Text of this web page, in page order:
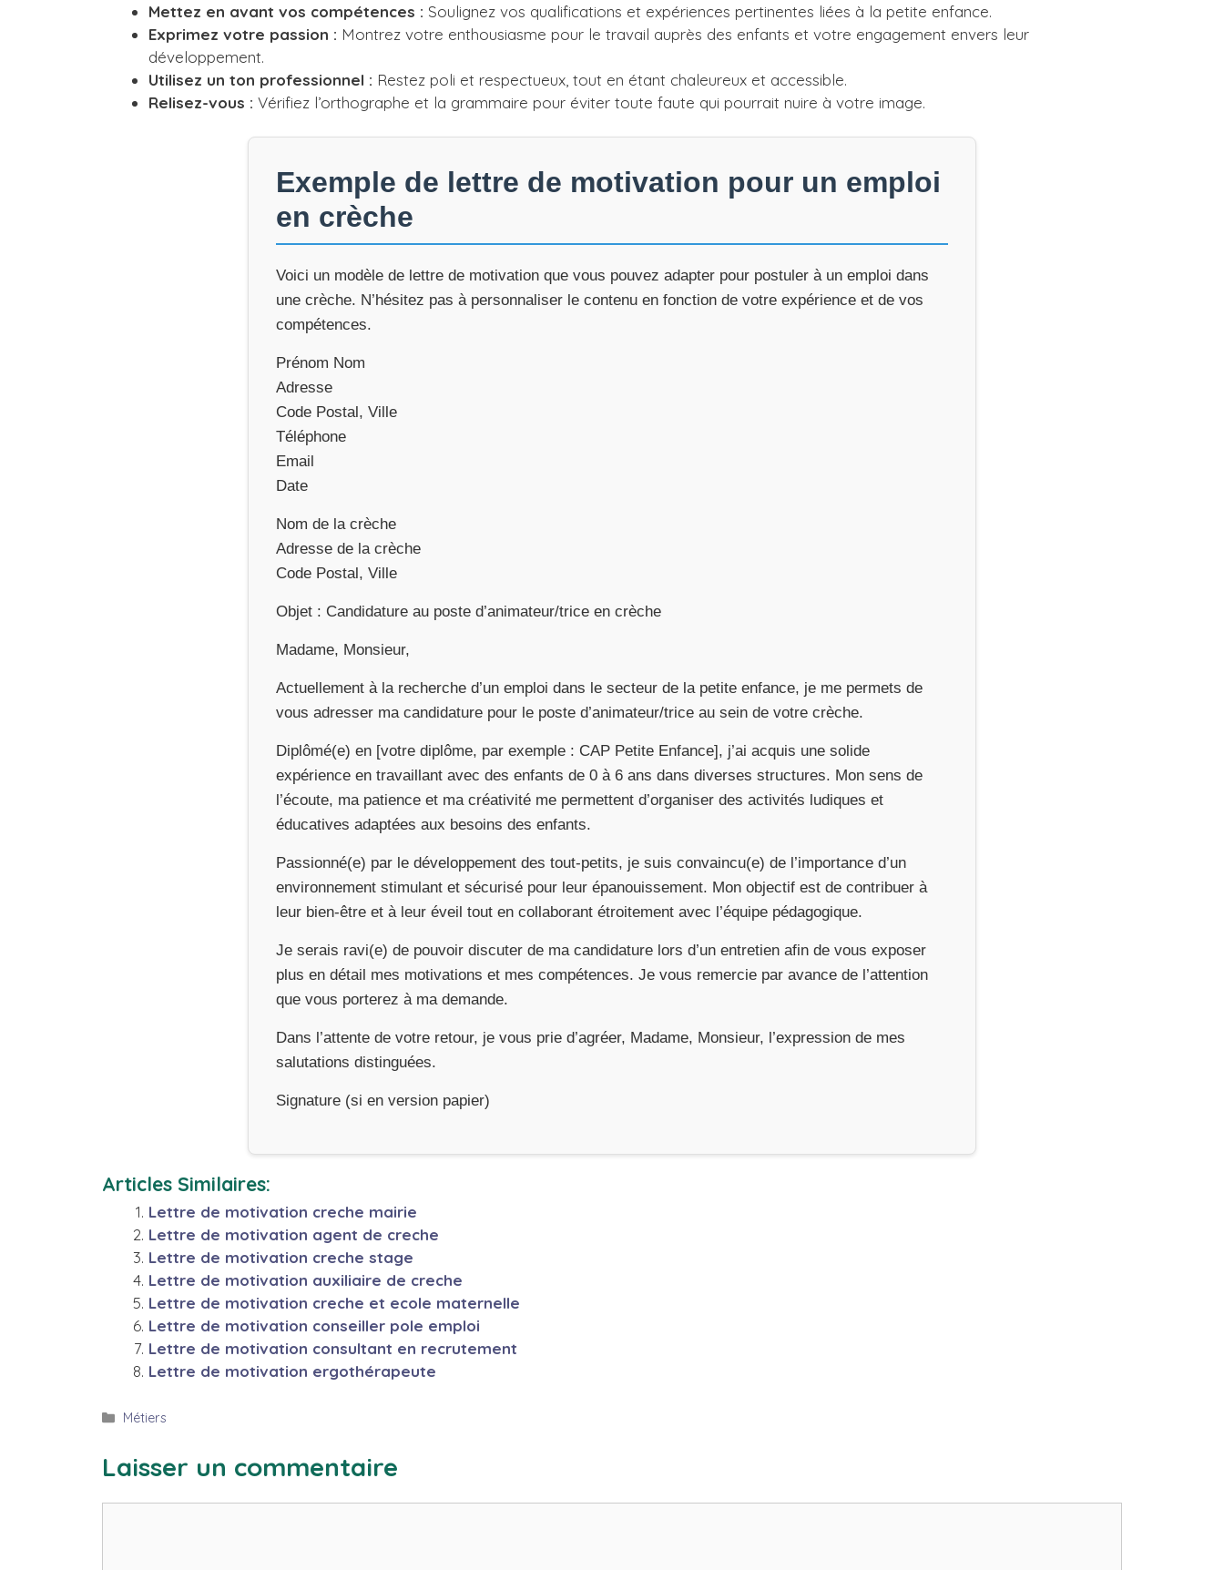
Mettez en avant vos compétences : Soulignez vos qualifications et expériences pertinentes liées à la petite enfance.
Exprimez votre passion : Montrez votre enthousiasme pour le travail auprès des enfants et votre engagement envers leur
développement.
Utilisez un ton professionnel : Restez poli et respectueux, tout en étant chaleureux et accessible.
Relisez-vous : Vérifiez l’orthographe et la grammaire pour éviter toute faute qui pourrait nuire à votre image.
Exemple de lettre de motivation pour un emploi
en crèche
Voici un modèle de lettre de motivation que vous pouvez adapter pour postuler à un emploi dans
une crèche. N’hésitez pas à personnaliser le contenu en fonction de votre expérience et de vos
compétences.
Prénom Nom
Adresse
Code Postal, Ville
Téléphone
Email
Date
Nom de la crèche
Adresse de la crèche
Code Postal, Ville
Objet : Candidature au poste d’animateur/trice en crèche
Madame, Monsieur,
Actuellement à la recherche d’un emploi dans le secteur de la petite enfance, je me permets de
vous adresser ma candidature pour le poste d’animateur/trice au sein de votre crèche.
Diplômé(e) en [votre diplôme, par exemple : CAP Petite Enfance], j’ai acquis une solide
expérience en travaillant avec des enfants de 0 à 6 ans dans diverses structures. Mon sens de
l’écoute, ma patience et ma créativité me permettent d’organiser des activités ludiques et
éducatives adaptées aux besoins des enfants.
Passionné(e) par le développement des tout-petits, je suis convaincu(e) de l’importance d’un
environnement stimulant et sécurisé pour leur épanouissement. Mon objectif est de contribuer à
leur bien-être et à leur éveil tout en collaborant étroitement avec l’équipe pédagogique.
Je serais ravi(e) de pouvoir discuter de ma candidature lors d’un entretien afin de vous exposer
plus en détail mes motivations et mes compétences. Je vous remercie par avance de l’attention
que vous porterez à ma demande.
Dans l’attente de votre retour, je vous prie d’agréer, Madame, Monsieur, l’expression de mes
salutations distinguées.
Signature (si en version papier)
Articles Similaires:
Lettre de motivation creche mairie
Lettre de motivation agent de creche
Lettre de motivation creche stage
Lettre de motivation auxiliaire de creche
Lettre de motivation creche et ecole maternelle
Lettre de motivation conseiller pole emploi
Lettre de motivation consultant en recrutement
Lettre de motivation ergothérapeute
Catégories
Métiers
Laisser un commentaire